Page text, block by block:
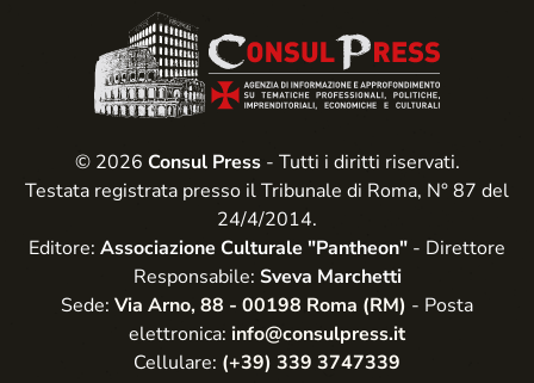
© 2026 Consul Press- Tutti i diritti riservati.
Testata registrata presso il Tribunale di Roma, N° 87 del
24/4/2014.
Editore: Associazione Culturale "Pantheon" - Direttore
Responsabile: Sveva Marchetti
Sede: Via Arno, 88 - 00198 Roma (RM) - Posta
elettronica: info@consulpress.it
Cellulare: (+39) 339 3747339